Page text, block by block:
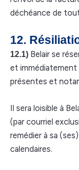
déchéance de
12.
12.1) Belair se
et
présentes et
Il sera loisible à
(par courriel
remédier à sa
calendaires.